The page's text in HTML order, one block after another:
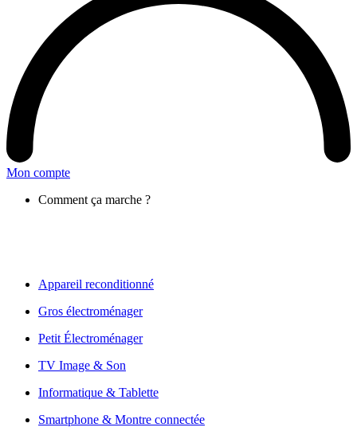
Mon compte
Comment ça marche ?
Appareil reconditionné
Gros électroménager
Petit Électroménager
TV Image & Son
Informatique & Tablette
Smartphone & Montre connectée